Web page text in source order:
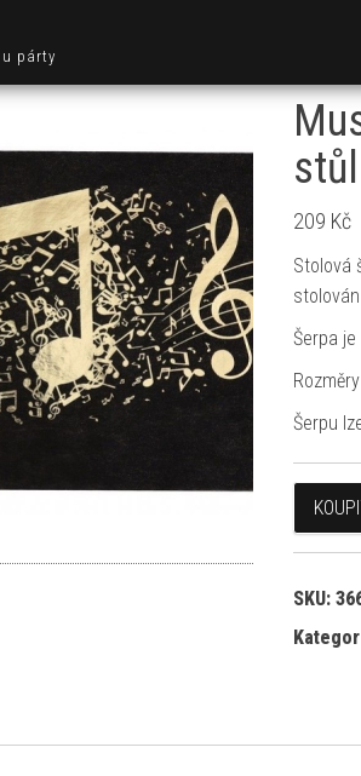
párty
209 Kč
Stolová
Šerpa
Šerpu
SKU: